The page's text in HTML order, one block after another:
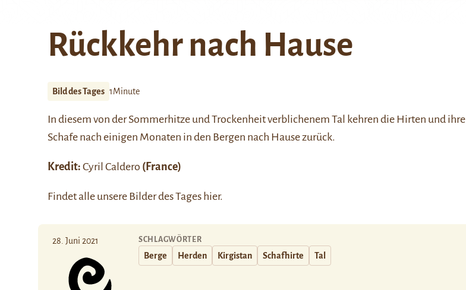
Rückkehr nach Hause
Bild des Tages 1Minute
In diesem von der Sommerhitze und Trockenheit verblichenem Tal kehren die Hirten und ihre
Schafe nach einigen Monaten in den Bergen nach Hause zurück.
Kredit: Cyril Caldero (France)
Findet alle unsere Bilder des Tages hier.
28. Juni 2021 SCHLAGWÖRTER
Berge Herden Kirgistan Schafhirte Tal